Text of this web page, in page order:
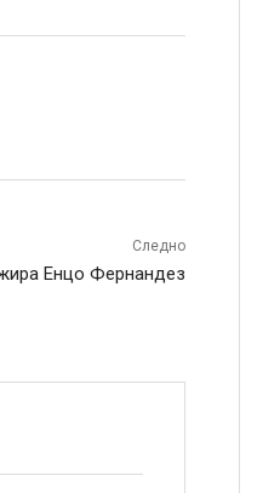
Следно
Енцо Фернандез